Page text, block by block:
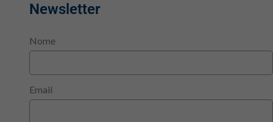
Newsletter
Nome
Email